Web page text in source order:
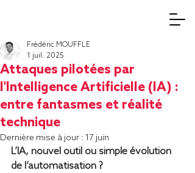
Attaques pilotées par
l'Intelligence Artificielle (IA) :
entre fantasmes et réalité
technique
Frédéric MOUFFLE
1 juil. 2025
Dernière mise à jour : 17 juin
L’IA, nouvel outil ou simple évolution
de l’automatisation ?